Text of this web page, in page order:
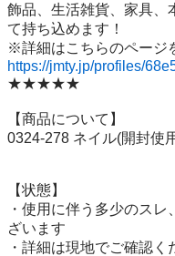
飾品、生活雑貨、家具、
て持ち込めます！
https://jmty.jp/profiles/
★★★★★
【商品について】
0324-278 ネイル(開封使
【状態】
・使用に伴う多少のス
ざいます
・詳細は現地でご確認く